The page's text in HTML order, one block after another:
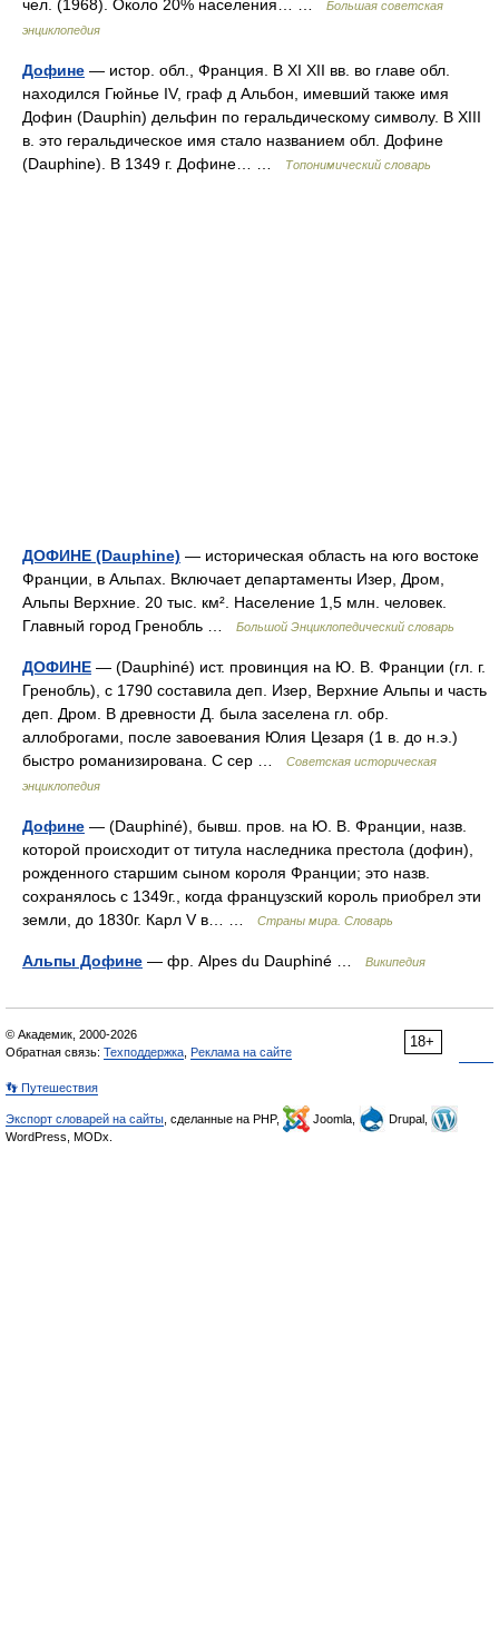
чел. (1968). Около 20% населения… …
Большая советская
энциклопедия
Дофине — истор. обл., Франция. В XI XII вв. во главе обл.
находился Гюйнье IV, граф д Альбон, имевший также имя
Дофин (Dauphin) дельфин по геральдическому символу. В XIII
в. это геральдическое имя стало названием обл. Дофине
(Dauphine). В 1349 г. Дофине… …
Топонимический словарь
ДОФИНЕ (Dauphine) — историческая область на юго востоке
Франции, в Альпах. Включает департаменты Изер, Дром,
Альпы Верхние. 20 тыс. км². Население 1,5 млн. человек.
Главный город Гренобль …
Большой Энциклопедический словарь
ДОФИНЕ — (Dauphiné) ист. провинция на Ю. В. Франции (гл. г.
Гренобль), с 1790 составила деп. Изер, Верхние Альпы и часть
деп. Дром. В древности Д. была заселена гл. обр.
аллоброгами, после завоевания Юлия Цезаря (1 в. до н.э.)
быстро романизирована. С сер …
Советская историческая
энциклопедия
Дофине — (Dauphiné), бывш. пров. на Ю. В. Франции, назв.
которой происходит от титула наследника престола (дофин),
рожденного старшим сыном короля Франции; это назв.
сохранялось с 1349г., когда французский король приобрел эти
земли, до 1830г. Карл V в… …
Страны мира. Словарь
Альпы Дофине — фр. Alpes du Dauphiné … Википедия
18+
© Академик, 2000-2026
Обратная связь: Техподдержка Реклама на сайте
👣 Путешествия
Экспорт словарей на сайты , сделанные на PHP, Joomla,
Drupal,
WordPress, MODx.